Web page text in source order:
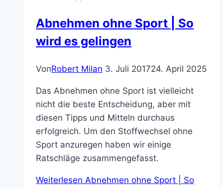
Abnehmen ohne Sport | So
wird es gelingen
VonRobert Milan 3. Juli 201724. April 2025
Das Abnehmen ohne Sport ist vielleicht
nicht die beste Entscheidung, aber mit
diesen Tipps und Mitteln durchaus
erfolgreich. Um den Stoffwechsel ohne
Sport anzuregen haben wir einige
Ratschläge zusammengefasst.
Weiterlesen Abnehmen ohne Sport | So